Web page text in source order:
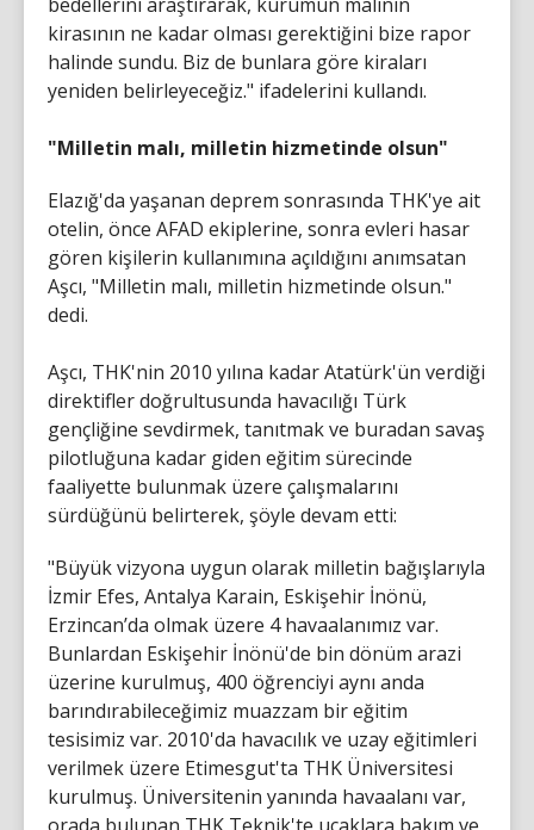
kirasının ne kadar olması gerektiğini bize rapor
halinde sundu. Biz de bunlara göre kiraları
yeniden belirleyeceğiz." ifadelerini kullandı.
"Milletin malı, milletin hizmetinde olsun"
Elazığ'da yaşanan deprem sonrasında THK'ye ait
otelin, önce AFAD ekiplerine, sonra evleri hasar
gören kişilerin kullanımına açıldığını anımsatan
Aşcı, "Milletin malı, milletin hizmetinde olsun."
dedi.
Aşcı, THK'nin 2010 yılına kadar Atatürk'ün verdiği
direktifler doğrultusunda havacılığı Türk
gençliğine sevdirmek, tanıtmak ve buradan savaş
pilotluğuna kadar giden eğitim sürecinde
faaliyette bulunmak üzere çalışmalarını
sürdüğünü belirterek, şöyle devam etti:
"Büyük vizyona uygun olarak milletin bağışlarıyla
İzmir Efes, Antalya Karain, Eskişehir İnönü,
Erzincan’da olmak üzere 4 havaalanımız var.
Bunlardan Eskişehir İnönü'de bin dönüm arazi
üzerine kurulmuş, 400 öğrenciyi aynı anda
barındırabileceğimiz muazzam bir eğitim
tesisimiz var. 2010'da havacılık ve uzay eğitimleri
verilmek üzere Etimesgut'ta THK Üniversitesi
kurulmuş. Üniversitenin yanında havaalanı var,
orada bulunan THK Teknik'te uçaklara bakım ve